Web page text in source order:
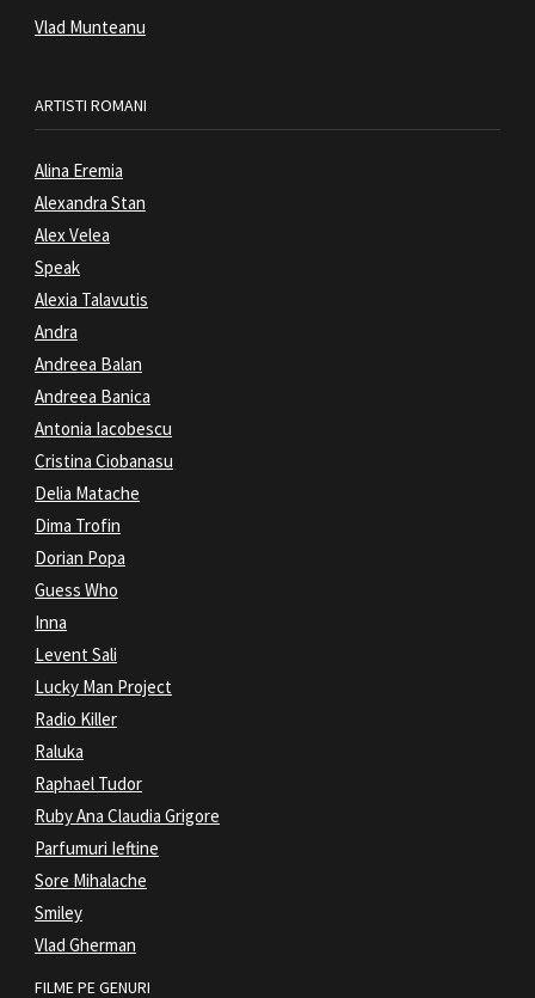
Vlad Munteanu
ARTISTI ROMANI
Alina Eremia
Alexandra Stan
Alex Velea
Speak
Alexia Talavutis
Andra
Andreea Balan
Andreea Banica
Antonia Iacobescu
Cristina Ciobanasu
Delia Matache
Dima Trofin
Dorian Popa
Guess Who
Inna
Levent Sali
Lucky Man Project
Radio Killer
Raluka
Raphael Tudor
Ruby Ana Claudia Grigore
Parfumuri Ieftine
Sore Mihalache
Smiley
Vlad Gherman
FILME PE GENURI